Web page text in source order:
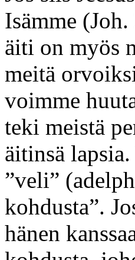
Isämme
äiti on myös
meitä
voimme
teki meistä
äitinsä
”veli”
kohdusta”.
hänen